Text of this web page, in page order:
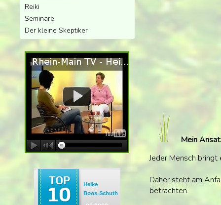
Reiki
Seminare
Der kleine Skeptiker
Mein
Jeder Mensch
Daher steht am
betrachten.